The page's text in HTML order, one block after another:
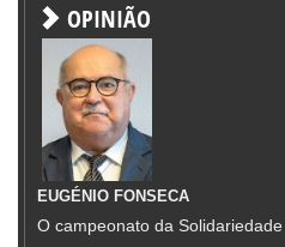
OPINIÃO
EUGÉNIO FONSECA
O campeonato da Solidariedade